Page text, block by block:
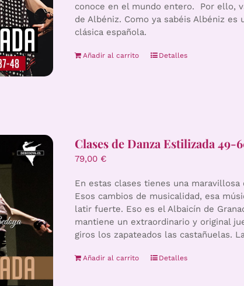
conoce en el mundo entero. Por ello,
de Albéniz. Como ya sabéis Albéniz
clásica española.
Añadir al carrito Detalles
Clases de Danza Estilizada 49-
79,00 €
En estas clases tienes una
Esos cambios de musicalidad, esa
latir fuerte. Eso es el Albaicín de
mantiene un extraordinario y original
giros los zapateados las castañuelas.
Añadir al carrito Detalles